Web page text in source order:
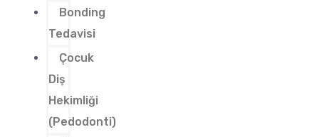
Bonding
Tedavisi
Çocuk
Diş
Hekimliği
(Pedodonti)